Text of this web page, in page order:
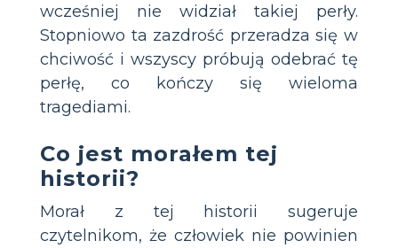
wcześniej nie widział takiej perły.
Stopniowo ta zazdrość przeradza się w
chciwość i wszyscy próbują odebrać tę
perłę, co kończy się wieloma
tragediami.
Co jest morałem tej
historii?
Morał z tej historii sugeruje
czytelnikom, że człowiek nie powinien